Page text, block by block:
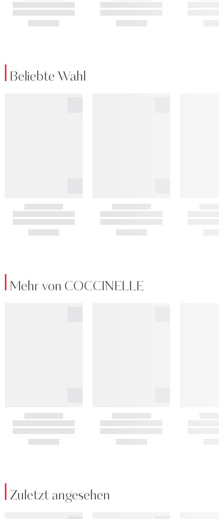
Beliebte Wahl
Mehr von COCCINELLE
Zuletzt angesehen